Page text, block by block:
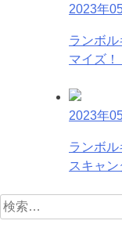
2023年
ランボル
マイズ
2023年
ランボ
スキャ
検
索: